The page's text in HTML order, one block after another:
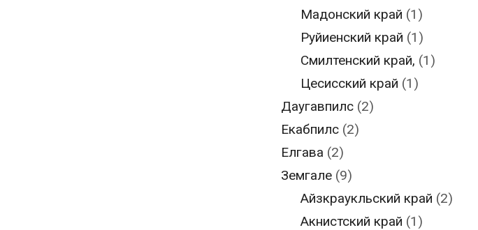
Мадонский край (1)
Руйиенский край (1)
Смилтенский край, (1)
Цесисский край (1)
Даугавпилс(2)
Екабпилс(2)
Елгава (2)
Земгале(9)
Айзкраукльский край (2)
Акнистский край (1)